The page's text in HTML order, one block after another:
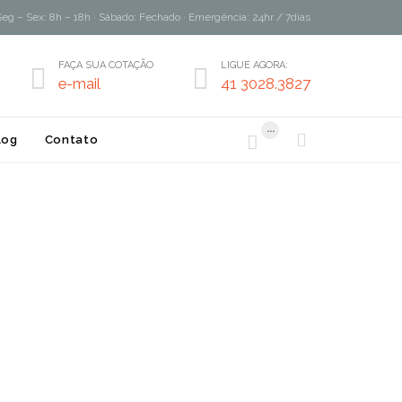
– Sex: 8h – 18h · Sábado: Fechado · Emergência: 24hr / 7dias
 FAÇA SUA COTAÇÃO
e-mail  LIGUE AGORA:
41 3028.3827
Contato 
...
